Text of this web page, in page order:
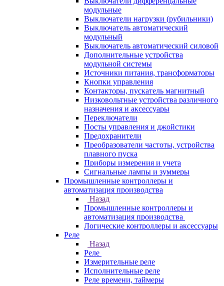
модульные
Выключатели нагрузки (рубильники)
Выключатель автоматический
модульный
Выключатель автоматический силовой
Дополнительные устройства
модульной системы
Источники питания, трансформаторы
Кнопки управления
Контакторы, пускатель магнитный
Низковольтные устройства различного
назначения и аксессуары
Переключатели
Посты управления и джойстики
Предохранители
Преобразователи частоты, устройства
плавного пуска
Приборы измерения и учета
Сигнальные лампы и зуммеры
Промышленные контроллеры и
автоматизация производства
Назад
Промышленные контроллеры и
автоматизация производства
Логические контроллеры и аксессуары
Реле
Назад
Реле
Измерительные реле
Исполнительные реле
Реле времени, таймеры